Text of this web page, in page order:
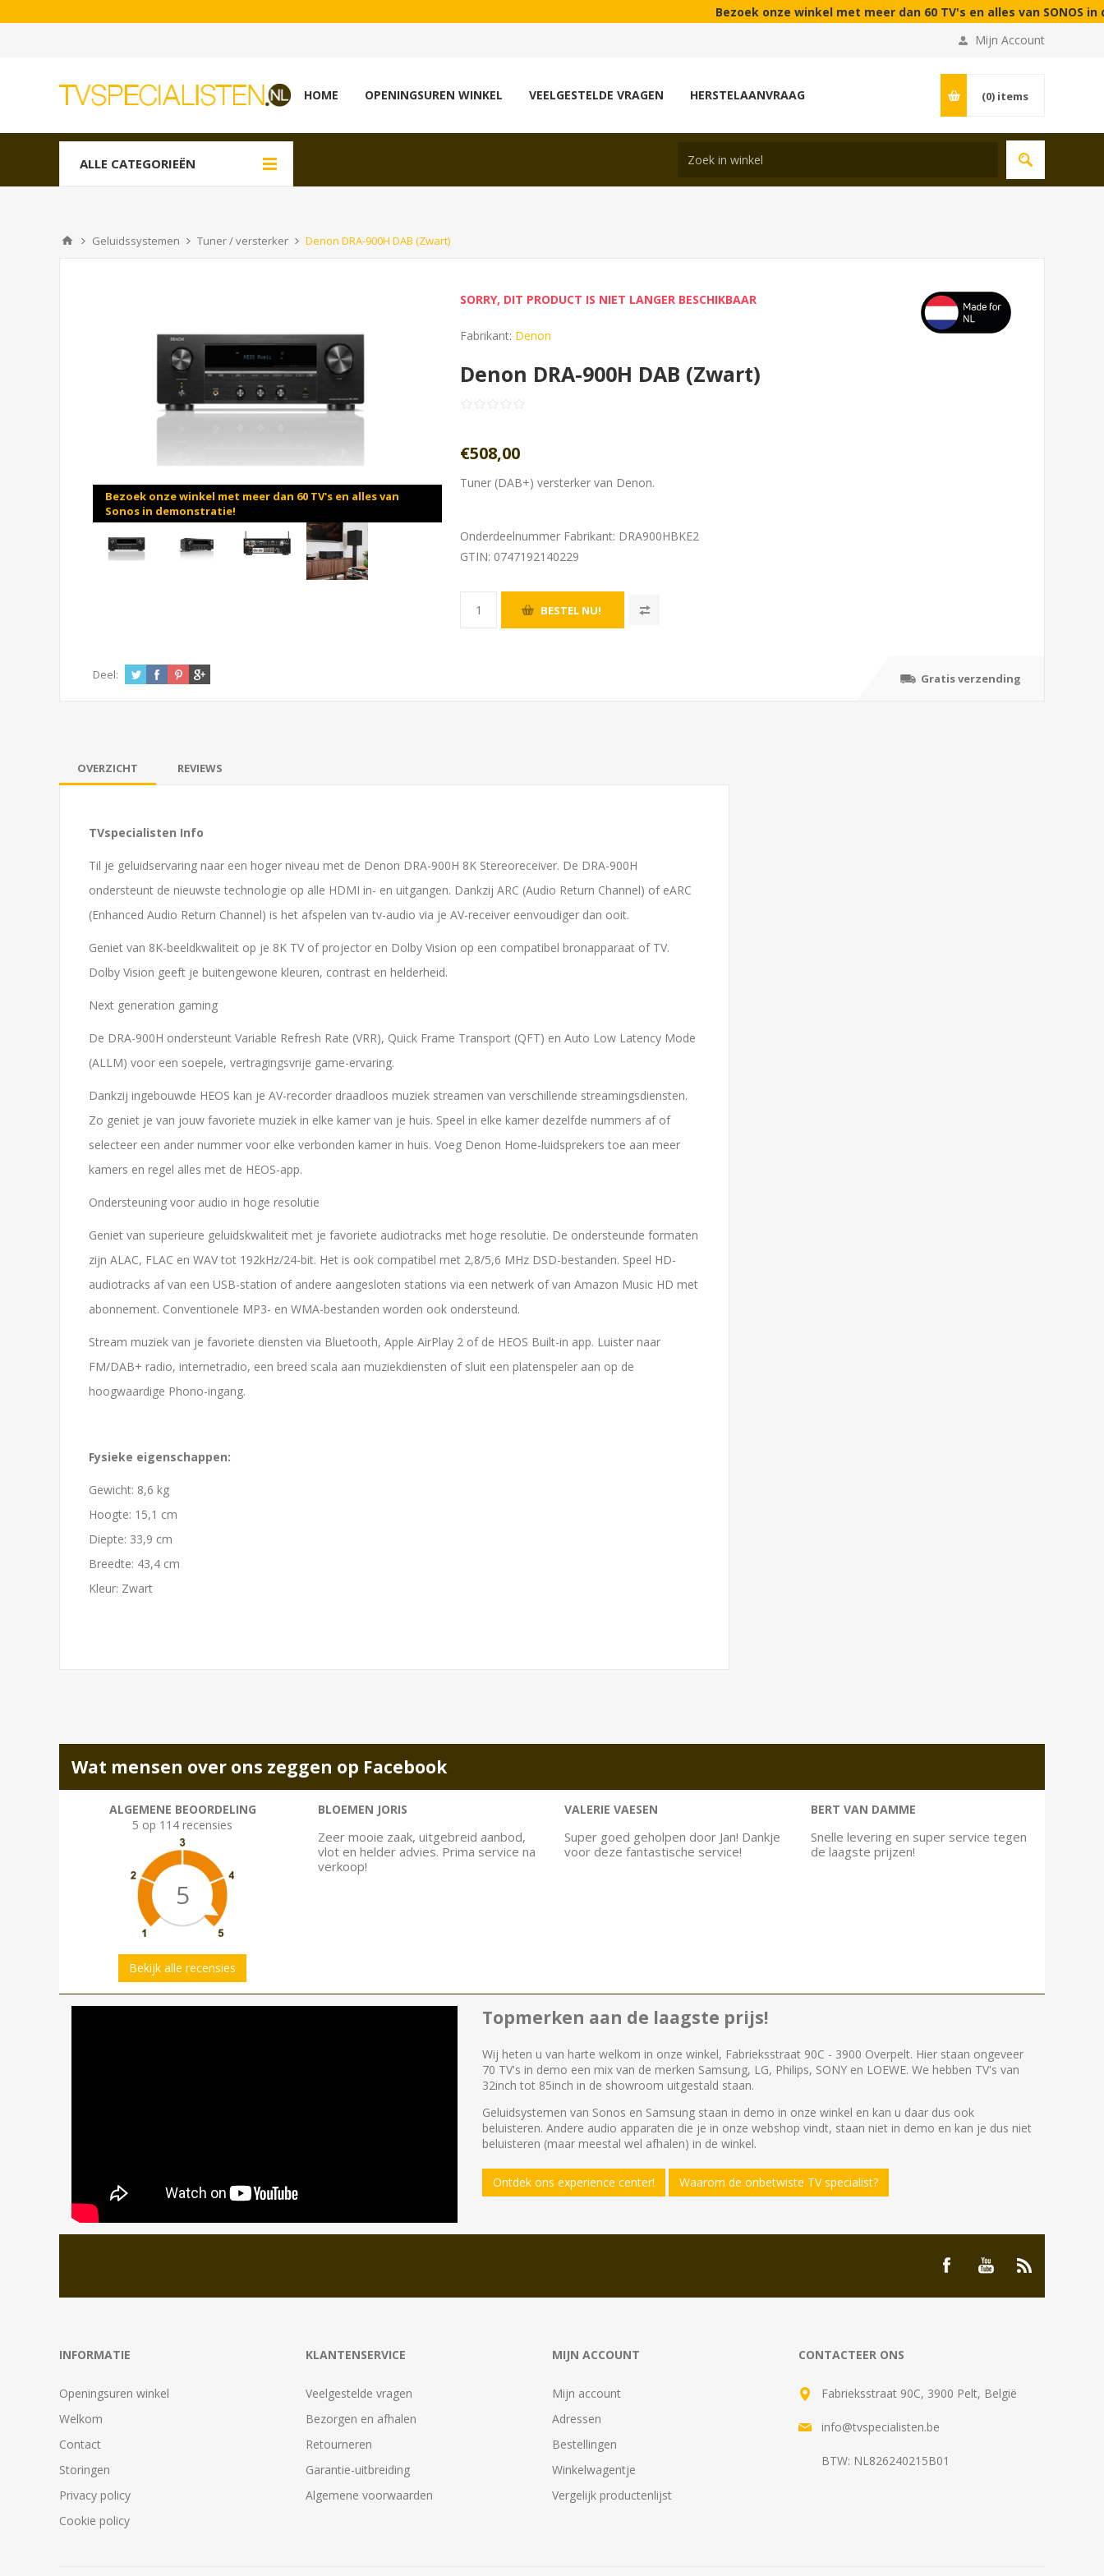
Bezoek onze winkel met meer dan 60 TV's en alles van SONOS in
Mijn Account
HOME OPENINGSUREN WINKEL VEELGESTELDE VRAGEN HERSTELAANVRAAG (0) items
ALLE CATEGORIEËN
Geluidssystemen Tuner / versterker Denon DRA-900H DAB (Zwart)
Bezoek onze winkel met meer dan 60 TV's en alles van
Sonos in demonstratie!
SORRY, DIT PRODUCT IS NIET LANGER BESCHIKBAAR
Fabrikant: Denon
Denon DRA-900H DAB (Zwart)
€508,00
Tuner (DAB+) versterker van Denon.
Onderdeelnummer Fabrikant: DRA900HBKE2
GTIN: 0747192140229
Deel: Gratis verzending
OVERZICHT REVIEWS
TVspecialisten Info
Til je geluidservaring naar een hoger niveau met de Denon DRA-900H 8K Stereoreceiver. De DRA-900H
ondersteunt de nieuwste technologie op alle HDMI in- en uitgangen. Dankzij ARC (Audio Return Channel) of eARC
(Enhanced Audio Return Channel) is het afspelen van tv-audio via je AV-receiver eenvoudiger dan ooit.
Geniet van 8K-beeldkwaliteit op je 8K TV of projector en Dolby Vision op een compatibel bronapparaat of TV.
Dolby Vision geeft je buitengewone kleuren, contrast en helderheid.
Next generation gaming
De DRA-900H ondersteunt Variable Refresh Rate (VRR), Quick Frame Transport (QFT) en Auto Low Latency Mode
(ALLM) voor een soepele, vertragingsvrije game-ervaring.
Dankzij ingebouwde HEOS kan je AV-recorder draadloos muziek streamen van verschillende streamingsdiensten.
Zo geniet je van jouw favoriete muziek in elke kamer van je huis. Speel in elke kamer dezelfde nummers af of
selecteer een ander nummer voor elke verbonden kamer in huis. Voeg Denon Home-luidsprekers toe aan meer
kamers en regel alles met de HEOS-app.
Ondersteuning voor audio in hoge resolutie
Geniet van superieure geluidskwaliteit met je favoriete audiotracks met hoge resolutie. De ondersteunde formaten
zijn ALAC, FLAC en WAV tot 192kHz/24-bit. Het is ook compatibel met 2,8/5,6 MHz DSD-bestanden. Speel HD-
audiotracks af van een USB-station of andere aangesloten stations via een netwerk of van Amazon Music HD met
abonnement. Conventionele MP3- en WMA-bestanden worden ook ondersteund.
Stream muziek van je favoriete diensten via Bluetooth, Apple AirPlay 2 of de HEOS Built-in app. Luister naar
FM/DAB+ radio, internetradio, een breed scala aan muziekdiensten of sluit een platenspeler aan op de
hoogwaardige Phono-ingang.
Fysieke eigenschappen:
Gewicht: 8,6 kg
Hoogte: 15,1 cm
Diepte: 33,9 cm
Breedte: 43,4 cm
Kleur: Zwart
Wat mensen over ons zeggen op Facebook
ALGEMENE BEOORDELING
5 op 114 recensies
5
Bekijk alle recensies
BLOEMEN JORIS
Zeer mooie zaak, uitgebreid aanbod,
vlot en helder advies. Prima service na
verkoop!
VALERIE VAESEN
Super goed geholpen door Jan! Dankje
voor deze fantastische service!
BERT VAN DAMME
Snelle levering en super service tegen
de laagste prijzen!
Topmerken aan de laagste prijs!
Wij heten u van harte welkom in onze winkel, Fabrieksstraat 90C - 3900 Overpelt. Hier staan ongeveer
70 TV's in demo een mix van de merken Samsung, LG, Philips, SONY en LOEWE. We hebben TV's van
32inch tot 85inch in de showroom uitgestald staan.
Geluidsystemen van Sonos en Samsung staan in demo in onze winkel en kan u daar dus ook
beluisteren. Andere audio apparaten die je in onze webshop vindt, staan niet in demo en kan je dus niet
beluisteren (maar meestal wel afhalen) in de winkel.
Ontdek ons experience center! Waarom de onbetwiste TV specialist?
INFORMATIE
Openingsuren winkel
Welkom
Contact
Storingen
Privacy policy
Cookie policy
KLANTENSERVICE
Veelgestelde vragen
Bezorgen en afhalen
Retourneren
Garantie-uitbreiding
Algemene voorwaarden
MIJN ACCOUNT
Mijn account
Adressen
Bestellingen
Winkelwagentje
Vergelijk productenlijst
CONTACTEER ONS
Fabrieksstraat 90C, 3900 Pelt, België
info@tvspecialisten.be
BTW: NL826240215B01